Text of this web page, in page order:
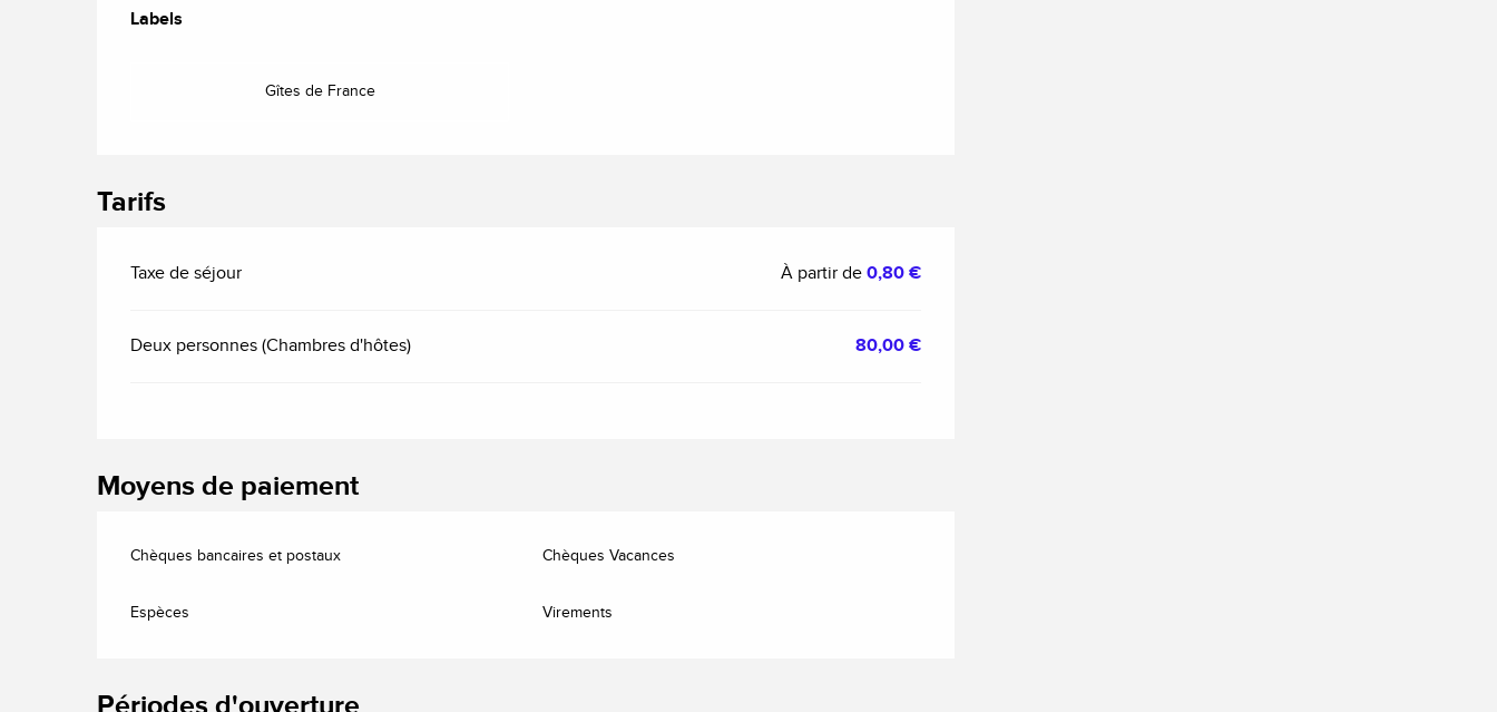
Labels
Labels
Gîtes de France
Tarifs
Taxe de séjour À partir de0,80 €
Deux personnes (Chambres d'hôtes) 80,00 €
Moyens de paiement
Chèques bancaires et postaux Chèques Vacances
Espèces Virements